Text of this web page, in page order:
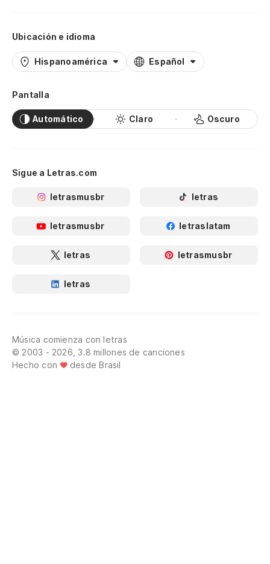
Ubicación e idioma
Hispanoamérica Español
Pantalla
Automático Claro Oscuro
Sigue a Letras.com
letrasmusbr letras
letrasmusbr letraslatam
letras letrasmusbr
letras
Música comienza con letras
© 2003 - 2026, 3.8 millones de canciones
Hecho con
desde Brasil